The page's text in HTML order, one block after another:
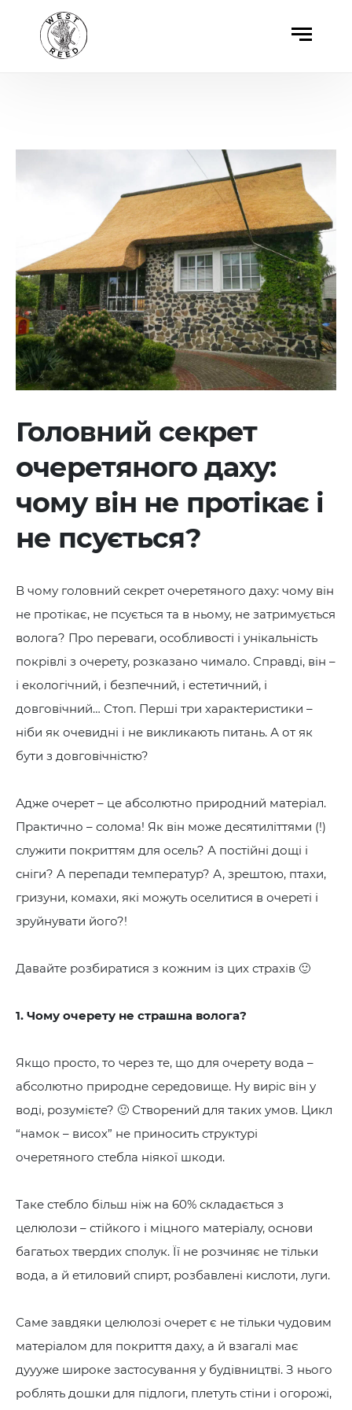
Головний секрет
очеретяного даху:
чому він не протікає і
не псується?
В чому головний секрет очеретяного даху: чому він
не протікає, не псується та в ньому, не затримується
волога? Про переваги, особливості і унікальність
покрівлі з очерету, розказано чимало. Справді, він –
і екологічний, і безпечний, і естетичний, і
довговічний… Стоп. Перші три характеристики –
ніби як очевидні і не викликають питань. А от як
бути з довговічністю?
Адже очерет – це абсолютно природний матеріал.
Практично – солома! Як він може десятиліттями (!)
служити покриттям для осель? А постійні дощі і
сніги? А перепади температур? А, зрештою, птахи,
гризуни, комахи, які можуть оселитися в очереті і
зруйнувати його?!
Давайте розбиратися з кожним із цих страхів 🙂
1. Чому очерету не страшна волога?
Якщо просто, то через те, що для очерету вода –
абсолютно природне середовище. Ну виріс він у
воді, розумієте? 🙂 Створений для таких умов. Цикл
“намок – висох” не приносить структурі
очеретяного стебла ніякої шкоди.
Таке стебло більш ніж на 60% складається з
целюлози – стійкого і міцного матеріалу, основи
багатьох твердих сполук. Її не розчиняє не тільки
вода, а й етиловий спирт, розбавлені кислоти, луги.
Саме завдяки целюлозі очерет є не тільки чудовим
матеріалом для покриття даху, а й взагалі має
дуууже широке застосування у будівництві. З нього
роблять дошки для підлоги, плетуть стіни і огорожі,